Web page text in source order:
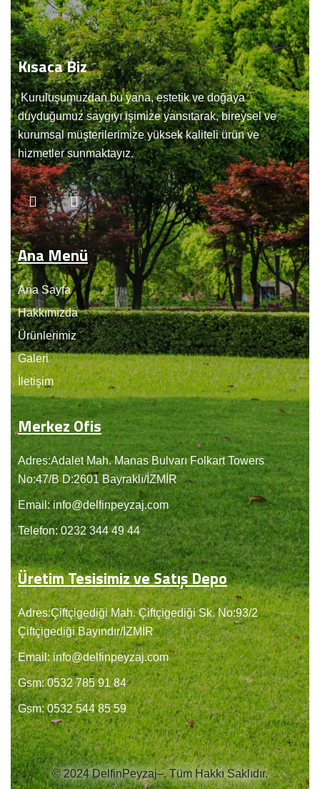
KısacaBiz
Kuruluşumuzdan bu yana, estetik ve doğaya
duyduğumuz saygıyı işimize yansıtarak, bireysel ve
kurumsal müşterilerimize yüksek kaliteli ürün ve
hizmetler sunmaktayız.
Ana Menü
Ana Sayfa
Hakkımızda
Ürünlerimiz
Galeri
İletişim
Merkez Ofis
Adres:Adalet Mah. Manas Bulvarı Folkart Towers
No:47/B D:2601 Bayraklı/İZMİR
Email: info@delfinpeyzaj.com
Telefon: 0232 344 49 44
Üretim Tesisimiz ve Satış Depo
Adres:Çiftçigediği Mah. Çiftçigediği Sk. No:93/2
Çiftçigediği Bayındır/İZMİR
Email: info@delfinpeyzaj.com
Gsm: 0532 785 91 84
Gsm: 0532 544 85 59
© 2024 DelfinPeyzaj–. Tüm Hakkı Saklıdır.